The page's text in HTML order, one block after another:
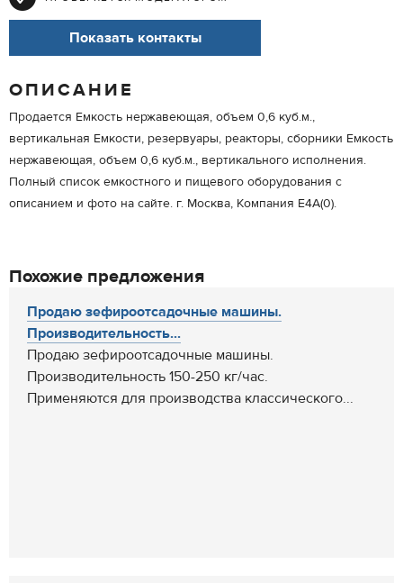
Показать контакты
ОПИСАНИЕ
Продается Емкость нержавеющая, объем 0,6 куб.м.,
вертикальная Емкости, резервуары, реакторы, сборники Емкость
нержавеющая, объем 0,6 куб.м., вертикального исполнения.
Полный список емкостного и пищевого оборудования с
описанием и фото на сайте. г. Москва, Компания Е4А(0).
Похожие предложения
Продаю зефироотсадочные машины.
Производительность...
Продаю зефироотсадочные машины.
Производительность 150-250 кг/час.
Применяются для производства классического...